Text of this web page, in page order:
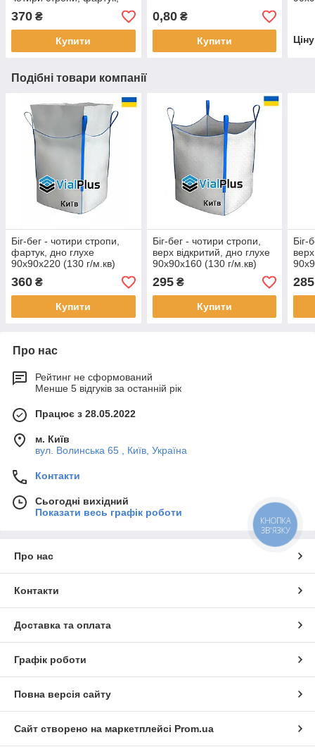
дно глухе
370 ₴
Купити
0,80₴
Купити
Подібні товари компанії
Біг-бег - чотири стропи,
фартук, дно глухе
90х90х220 (130 г/м.кв)
360 ₴
Купити
Біг-бег - чотири стропи,
верх відкритий, дно глухе
90х90х160 (130 г/м.кв)
295₴
Купити
Біг-
285
Про нас
Рейтинг не сформований
Менше 5 відгуків за останній рік
Працює з 28.05.2022
м. Київ
вул. Волинська 65 , Київ, Україна
Контакти
Сьогодні вихідний
Показати весь графік роботи
Про нас
Контакти
Доставка та оплата
Графік роботи
Повна версія сайту
Сайт створено на маркетплейсі Prom.ua
КНОПКА
ЗВ'ЯЗКУ